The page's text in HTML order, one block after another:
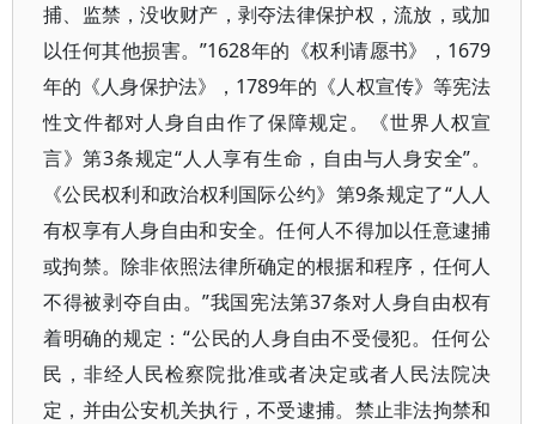
捕、监禁，没收财产，剥夺法律保护权，流放，或加
以任何其他损害。”1628年的《权利请愿书》，1679
年的《人身保护法》，1789年的《人权宣传》等宪法
性文件都对人身自由作了保障规定。《世界人权宣
言》第3条规定“人人享有生命，自由与人身安全”。
《公民权利和政治权利国际公约》第9条规定了“人人
有权享有人身自由和安全。任何人不得加以任意逮捕
或拘禁。除非依照法律所确定的根据和程序，任何人
不得被剥夺自由。”我国宪法第37条对人身自由权有
着明确的规定：“公民的人身自由不受侵犯。任何公
民，非经人民检察院批准或者决定或者人民法院决
定，并由公安机关执行，不受逮捕。禁止非法拘禁和